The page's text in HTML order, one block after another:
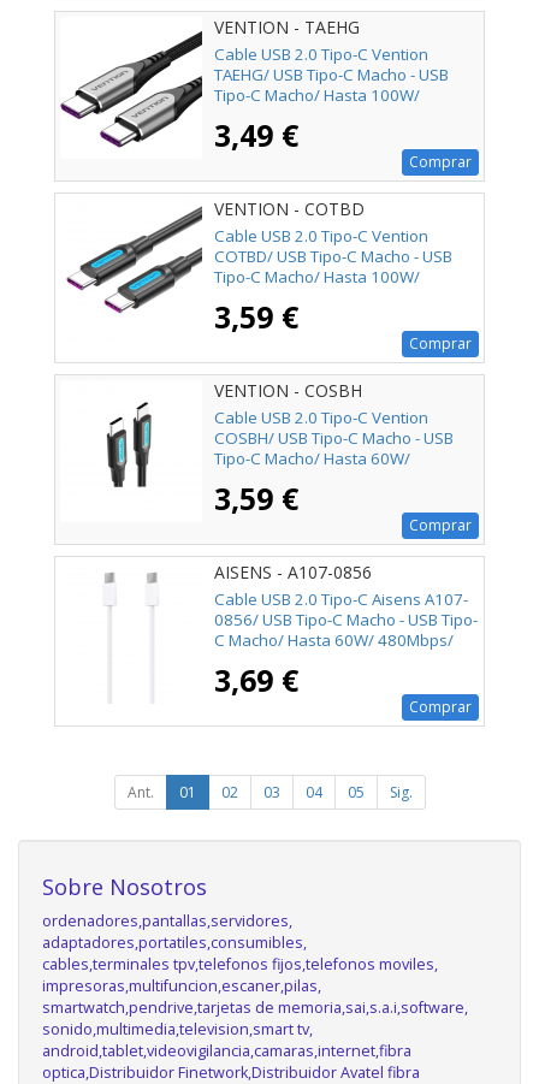
VENTION - TAEHG
Cable USB 2.0 Tipo-C Vention
TAEHG/ USB Tipo-C Macho - USB
Tipo-C Macho/ Hasta 100W/
3,49 €
Comprar
VENTION - COTBD
Cable USB 2.0 Tipo-C Vention
COTBD/ USB Tipo-C Macho - USB
Tipo-C Macho/ Hasta 100W/
3,59 €
Comprar
VENTION - COSBH
Cable USB 2.0 Tipo-C Vention
COSBH/ USB Tipo-C Macho - USB
Tipo-C Macho/ Hasta 60W/
3,59 €
Comprar
AISENS - A107-0856
Cable USB 2.0 Tipo-C Aisens A107-
0856/ USB Tipo-C Macho - USB Tipo-
C Macho/ Hasta 60W/ 480Mbps/
3,69 €
Comprar
Ant. 01 02 03 04 05 Sig.
Sobre Nosotros
ordenadores,pantallas,servidores,
adaptadores,portatiles,consumibles,
cables,terminales tpv,telefonos fijos,telefonos moviles,
impresoras,multifuncion,escaner,pilas,
smartwatch,pendrive,tarjetas de memoria,sai,s.a.i,software,
sonido,multimedia,television,smart tv,
android,tablet,videovigilancia,camaras,internet,fibra
optica,Distribuidor Finetwork,Distribuidor Avatel fibra